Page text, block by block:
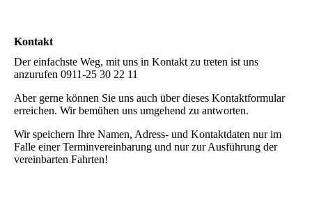
Kontakt
Der einfachste Weg, mit uns in Kontakt zu treten ist uns
anzurufen 0911-25 30 22 11
Aber gerne können Sie uns auch über dieses Kontaktformular
erreichen. Wir bemühen uns umgehend zu antworten.
Wir speichern Ihre Namen, Adress- und Kontaktdaten nur im
Falle einer Terminvereinbarung und nur zur Ausführung der
vereinbarten Fahrten!